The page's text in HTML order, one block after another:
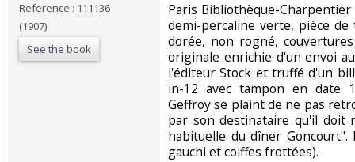
Reference : 111136
(1907)
See the book
‎Paris Bibliothèque-
demi-percaline verte, pièce
dorée, non rogné,
originale enrichie d'un envoi
l'éditeur Stock et truffé d'un
in-12 avec tampon en date
Geffroy se plaint de ne pas
par son destinataire qu'il doit
habituelle du dîner
gauchi et coiffes frottées). ‎